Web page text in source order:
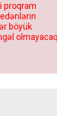
proqram
böyük